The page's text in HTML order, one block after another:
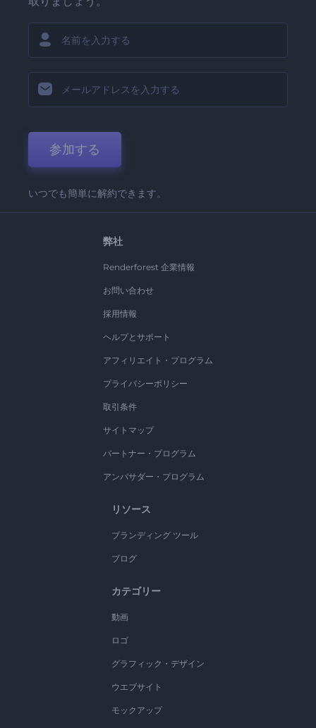
参加する
いつでも簡単に解約できます。
弊社
Renderforest 企業情報
お問い合わせ
採用情報
ヘルプとサポート
アフィリエイト・プログラム
プライバシーポリシー
取引条件
サイトマップ
パートナー・プログラム
アンバサダー・プログラム
リソース
ブランディング ツール
ブログ
カテゴリー
動画
ロゴ
グラフィック・デザイン
ウエブサイト
モックアップ